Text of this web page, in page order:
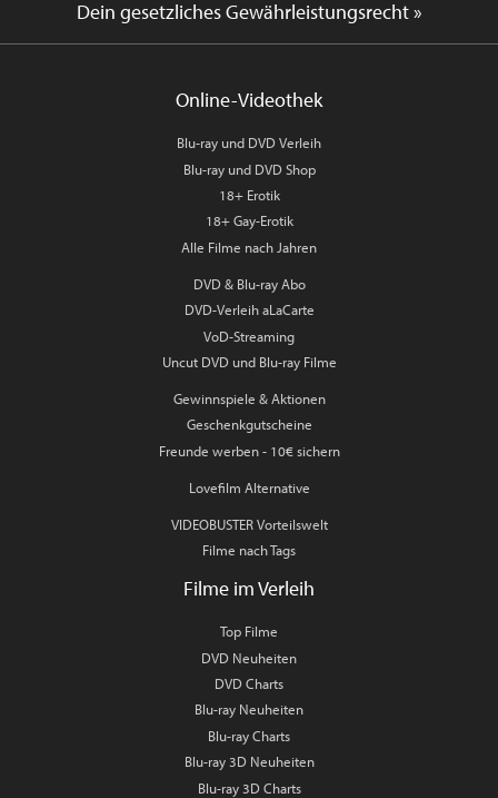
Dein gesetzliches Gewährleistungsrecht »
Online-Videothek
Blu-ray und DVD Verleih
Blu-ray und DVD Shop
18+ Erotik
18+ Gay-Erotik
Alle Filme nach Jahren
DVD & Blu-ray Abo
DVD-Verleih aLaCarte
VoD-Streaming
Uncut DVD und Blu-ray Filme
Gewinnspiele & Aktionen
Geschenkgutscheine
Freunde werben - 10€ sichern
Lovefilm Alternative
VIDEOBUSTER Vorteilswelt
Filme nach Tags
Filme im Verleih
Top Filme
DVD Neuheiten
DVD Charts
Blu-ray Neuheiten
Blu-ray Charts
Blu-ray 3D Neuheiten
Blu-ray 3D Charts